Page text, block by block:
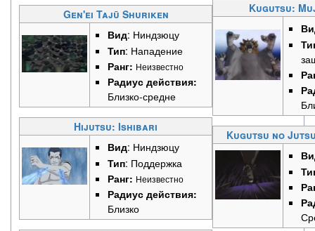
Gen'ei Tajū Shuriken
Вид: Ниндзюцу
Тип: Нападение
Ранг: Неизвестно
Радиус действия:
Близко-средне
Hijutsu: Ishibari
Вид: Ниндзюцу
Тип: Поддержка
Ранг: Неизвестно
Радиус действия:
Близко
Kugutsu:
Kugutsu no